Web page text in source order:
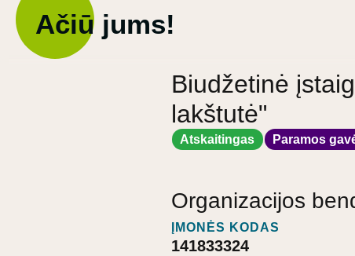
Ačiū jums!
Biudžetinė
lakštutė"
Atskaitingas Paramos
Organizacijos
ĮMONĖS KODAS
141833324